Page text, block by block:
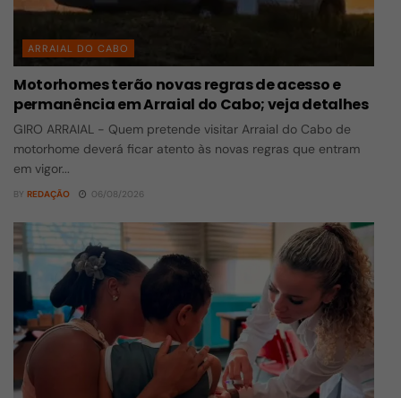
ARRAIAL DO CABO
Motorhomes terão novas regras de acesso e
permanência em Arraial do Cabo; veja detalhes
GIRO ARRAIAL - Quem pretende visitar Arraial do Cabo de
motorhome deverá ficar atento às novas regras que entram
em vigor...
BY REDAÇÃO 06/08/2026